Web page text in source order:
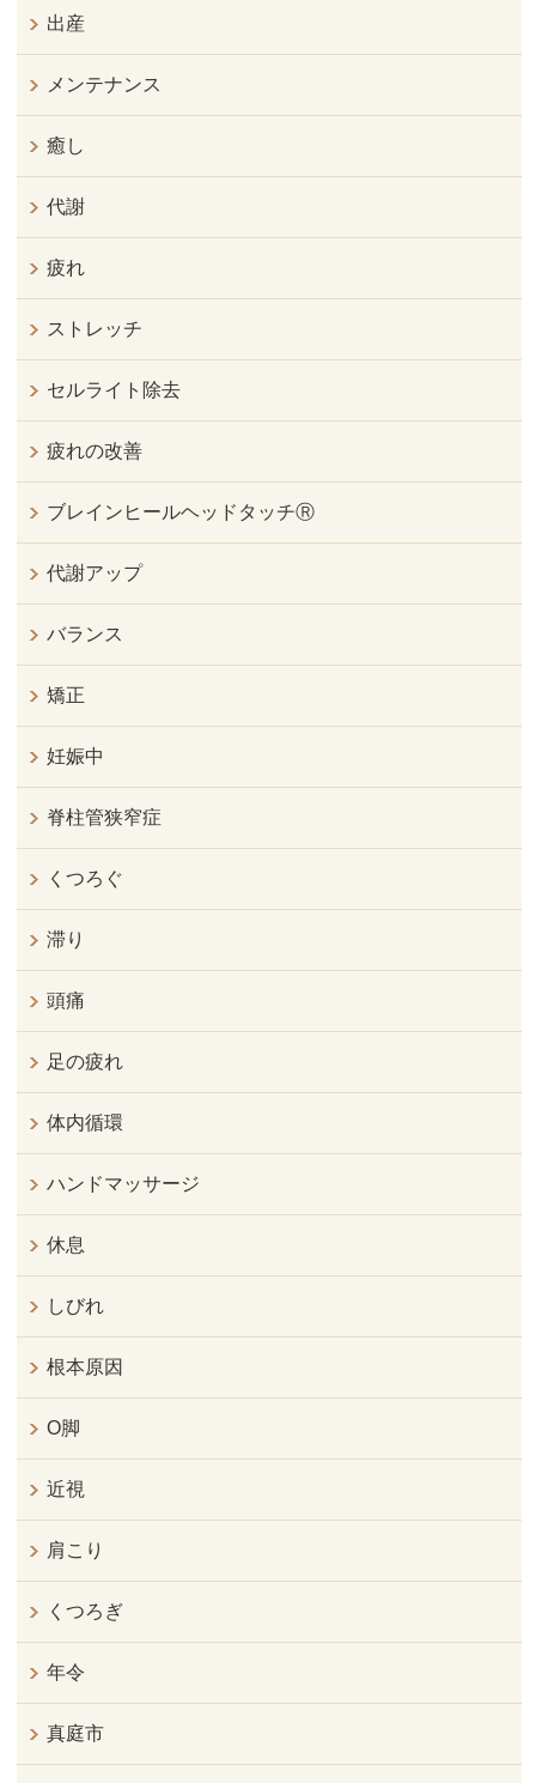
出産
メンテナンス
癒し
代謝
疲れ
ストレッチ
セルライト除去
疲れの改善
ブレインヒールヘッドタッチⓇ
代謝アップ
バランス
矯正
妊娠中
脊柱管狭窄症
くつろぐ
滞り
頭痛
足の疲れ
体内循環
ハンドマッサージ
休息
しびれ
根本原因
O脚
近視
肩こり
くつろぎ
年令
真庭市